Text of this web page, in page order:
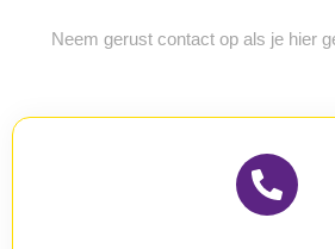
Neem gerust contact op als je hier